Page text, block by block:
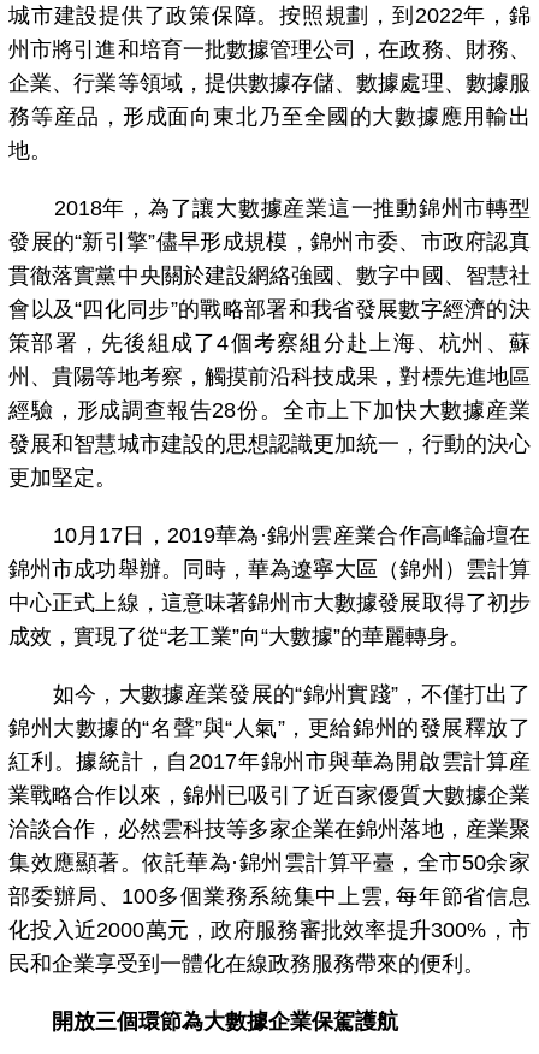
城市建設提供了政策保障。按照規劃，到2022年，錦
州市將引進和培育一批數據管理公司，在政務、財務、
企業、行業等領域，提供數據存儲、數據處理、數據服
務等産品，形成面向東北乃至全國的大數據應用輸出
地。
2018年，為了讓大數據産業這一推動錦州市轉型
發展的“新引擎”儘早形成規模，錦州市委、市政府認真
貫徹落實黨中央關於建設網絡強國、數字中國、智慧社
會以及“四化同步”的戰略部署和我省發展數字經濟的決
策部署，先後組成了4個考察組分赴上海、杭州、蘇
州、貴陽等地考察，觸摸前沿科技成果，對標先進地區
經驗，形成調查報告28份。全市上下加快大數據産業
發展和智慧城市建設的思想認識更加統一，行動的決心
更加堅定。
10月17日，2019華為·錦州雲産業合作高峰論壇在
錦州市成功舉辦。同時，華為遼寧大區（錦州）雲計算
中心正式上線，這意味著錦州市大數據發展取得了初步
成效，實現了從“老工業”向“大數據”的華麗轉身。
如今，大數據産業發展的“錦州實踐”，不僅打出了
錦州大數據的“名聲”與“人氣”，更給錦州的發展釋放了
紅利。據統計，自2017年錦州市與華為開啟雲計算産
業戰略合作以來，錦州已吸引了近百家優質大數據企業
洽談合作，必然雲科技等多家企業在錦州落地，産業聚
集效應顯著。依託華為·錦州雲計算平臺，全市50余家
部委辦局、100多個業務系統集中上雲, 每年節省信息
化投入近2000萬元，政府服務審批效率提升300%，市
民和企業享受到一體化在線政務服務帶來的便利。
開放三個環節為大數據企業保駕護航